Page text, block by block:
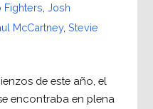
Fighters Josh
McCartney, Stevie
de este año, el
encontraba en plena